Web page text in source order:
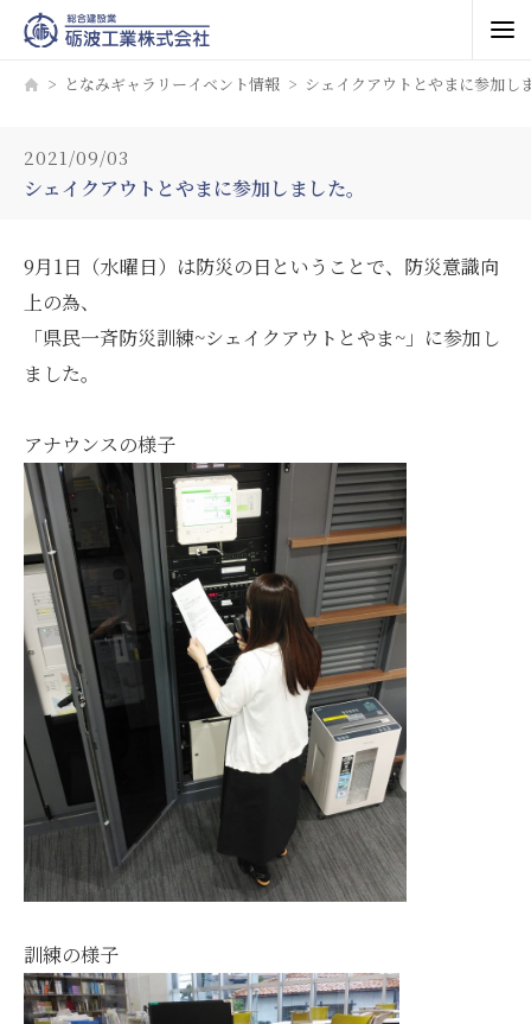
となみギャラリーイベント情報 シェイクアウトとやまに参加し
2021/09/03
シェイクアウトとやまに参加しました。
9月1日（水曜日）は防災の日ということで、防災意識向
上の為、
「県民一斉防災訓練~シェイクアウトとやま~」に参加し
ました。
アナウンスの様子
訓練の様子